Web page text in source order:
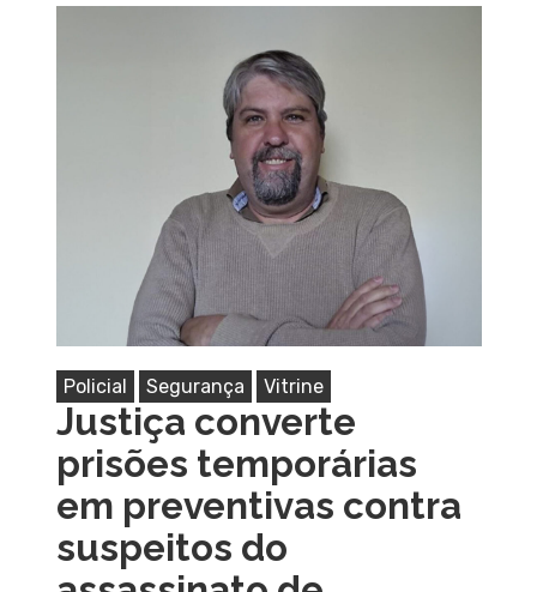
Policial Segurança Vitrine
Justiça converte
prisões temporárias
em preventivas contra
suspeitos do